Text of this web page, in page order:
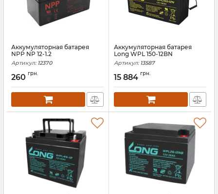
Аккумуляторная батарея
NPP NP 12-1.2
Артикул: 12370
260 грн.
Аккумуляторная батарея
Long WPL 150-12BN
Артикул: 13587
15 884 грн.